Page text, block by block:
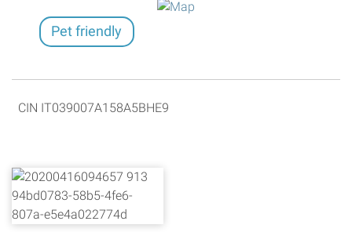
Pet friendly
CIN IT039007A158A5BHE9